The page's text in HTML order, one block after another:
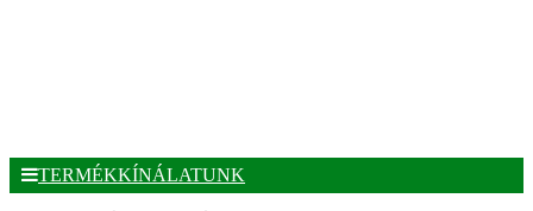
TERMÉKKÍNÁLATUNK